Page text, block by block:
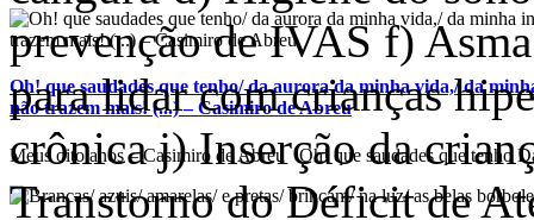
Oh! que saudades que tenho/ da aurora da minha vida,/ da
não trazem mais! (...) – Casimiro de Abreu
Meus oito anos – Casimiro de Abreu Oh! que saudades que tenho
prevenção de IVAS f)
para lidar com crianças
crônica j) Inserção da
Transtorno do Déficit de